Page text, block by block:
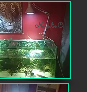
Nathalie C